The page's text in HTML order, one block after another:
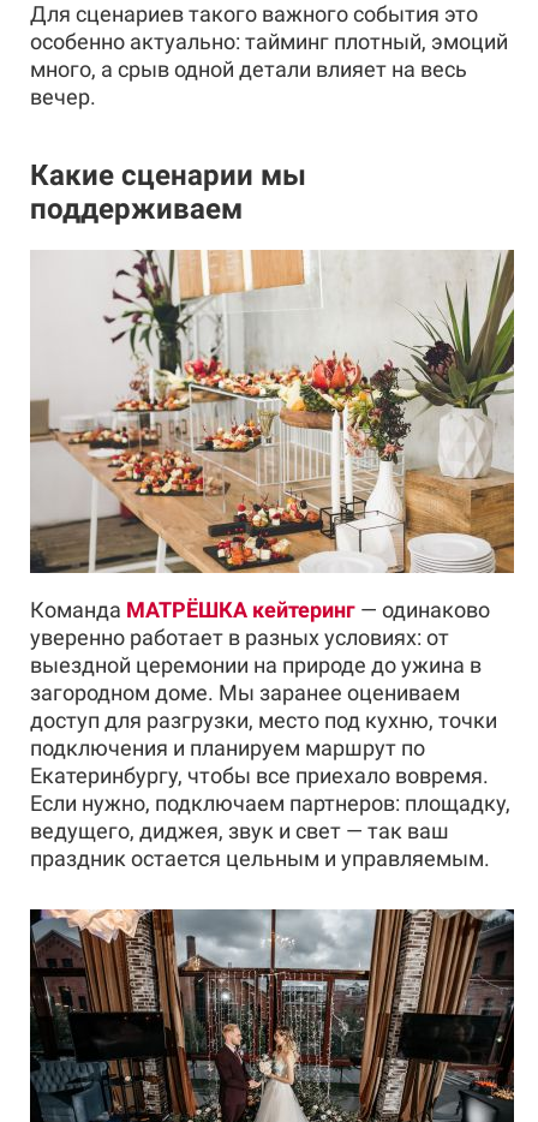
Для сценариев такого важного события это
особенно актуально: тайминг плотный, эмоций
много, а срыв одной детали влияет на весь
вечер.
Какие сценарии мы
поддерживаем
Команда МАТРËШКА кейтеринг — одинаково
уверенно работает в разных условиях: от
выездной церемонии на природе до ужина в
загородном доме. Мы заранее оцениваем
доступ для разгрузки, место под кухню, точки
подключения и планируем маршрут по
Екатеринбургу, чтобы все приехало вовремя.
Если нужно, подключаем партнеров: площадку,
ведущего, диджея, звук и свет — так ваш
праздник остается цельным и управляемым.